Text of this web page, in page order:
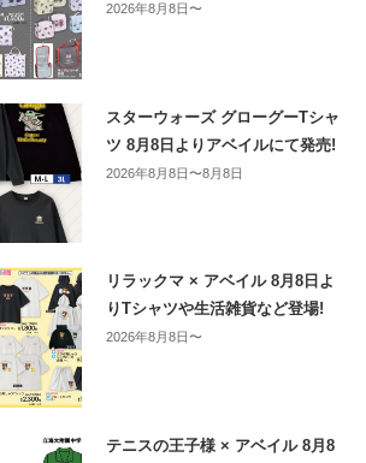
2026年8月8日〜
スターウォーズ グローグーTシャ
ツ 8月8日よりアベイルにて発売!
2026年8月8日〜8月8日
リラックマ × アベイル 8月8日よ
りTシャツや生活雑貨など登場!
2026年8月8日〜
テニスの王子様 × アベイル 8月8